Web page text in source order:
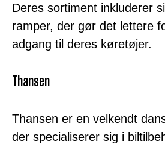
Deres sortiment inkluderer
ramper, der gør det lettere
adgang til deres køretøjer.
Thansen
Thansen er en velkendt
der specialiserer sig i